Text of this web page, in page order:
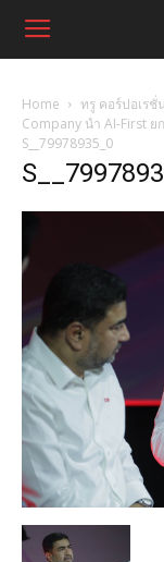
Home
ทรู คอร์ปอเรชั่
Company นำ AI-First
S__79978935_0